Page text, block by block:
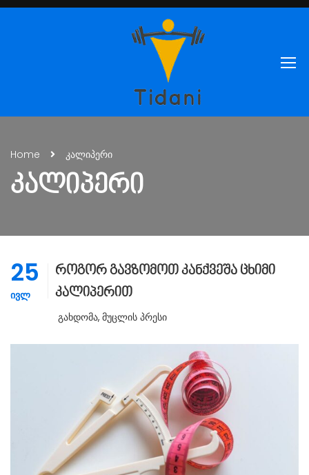
Home კალიპერი
ᲙᲐᲚᲘᲞᲔᲠᲘ
25
ᲘᲕᲚ
როგორ გავზომოთ კანქვეშა ცხიმი
კალიპერით
Გახდომა, Მუცლის Პრესი